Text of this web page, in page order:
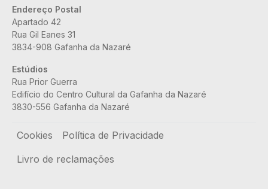
Endereço Postal
Apartado 42
Rua Gil Eanes 31
3834-908 Gafanha da Nazaré
Estúdios
Rua Prior Guerra
Edifício do Centro Cultural da Gafanha da Nazaré
3830-556 Gafanha da Nazaré
Rodapé
Cookies
Política de Privacidade
Livro de reclamações